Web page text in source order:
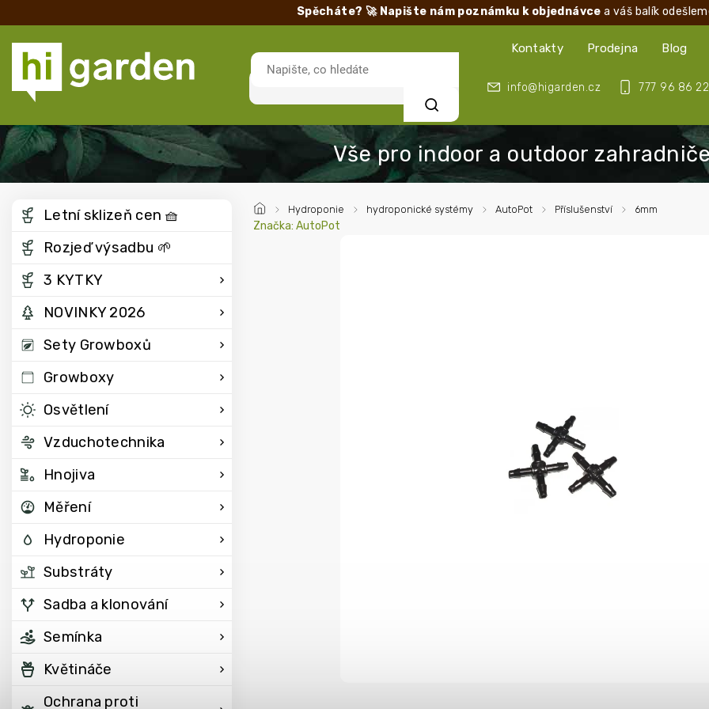
Spěcháte? 🚀 Napište nám poznámku k objednávce a váš balík
777 96 86 22
info@higarden.cz
Kontakty Prodejna Blog
Hledat
/ Hydroponie / hydroponické systémy / AutoPot / Příslušenství / 6mm
Letní sklizeň cen 🧺
Rozjeď výsadbu 🌱
3 KYTKY
NOVINKY 2026
Sety Growboxů
Growboxy
Osvětlení
Vzduchotechnika
Hnojiva
Měření
Hydroponie
Substráty
Sadba a klonování
Semínka
Květináče
Ochrana proti
Značka: AutoPot